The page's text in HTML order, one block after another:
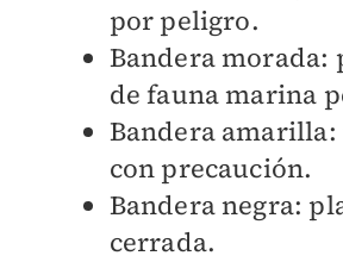
por peligro.
Bandera morada:
de fauna marina
Bandera
con precaución.
Bandera negra:
cerrada.